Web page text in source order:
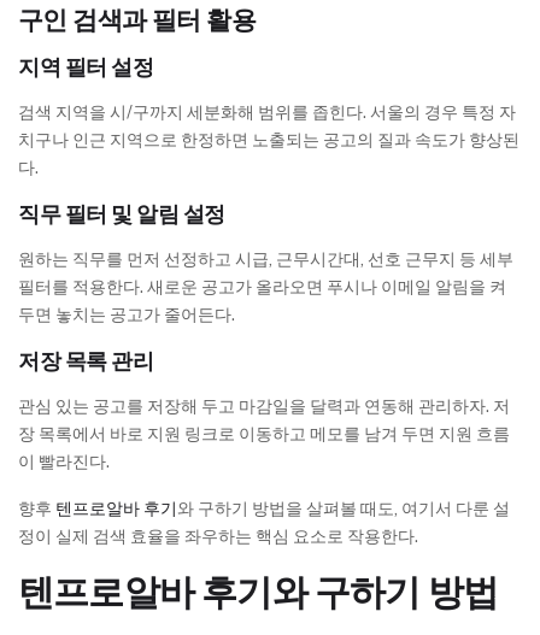
구인 검색과 필터 활용
지역 필터 설정
검색 지역을 시/구까지 세분화해 범위를 좁힌다. 서울의 경우 특정 자
치구나 인근 지역으로 한정하면 노출되는 공고의 질과 속도가 향상된
다.
직무 필터 및 알림 설정
원하는 직무를 먼저 선정하고 시급, 근무시간대, 선호 근무지 등 세부
필터를 적용한다. 새로운 공고가 올라오면 푸시나 이메일 알림을 켜
두면 놓치는 공고가 줄어든다.
저장 목록 관리
관심 있는 공고를 저장해 두고 마감일을 달력과 연동해 관리하자. 저
장 목록에서 바로 지원 링크로 이동하고 메모를 남겨 두면 지원 흐름
이 빨라진다.
향후 텐프로알바 후기와 구하기 방법을 살펴볼 때도, 여기서 다룬 설
정이 실제 검색 효율을 좌우하는 핵심 요소로 작용한다.
텐프로알바 후기와 구하기 방법